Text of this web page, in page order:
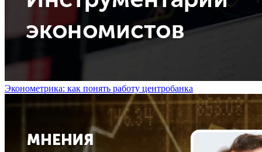
Эконометрика: как понять работу центробанка